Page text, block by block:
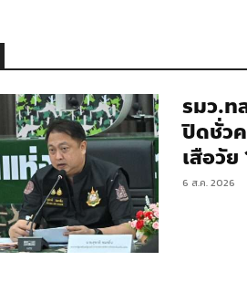
รมว.ท
ปิดชั่ว
เสือวั
6 ส.ค. 2026